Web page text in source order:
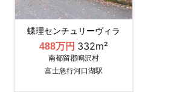
蝶理センチュリーヴィラ
488万円 332m²
南都留郡鳴沢村
富士急行河口湖駅